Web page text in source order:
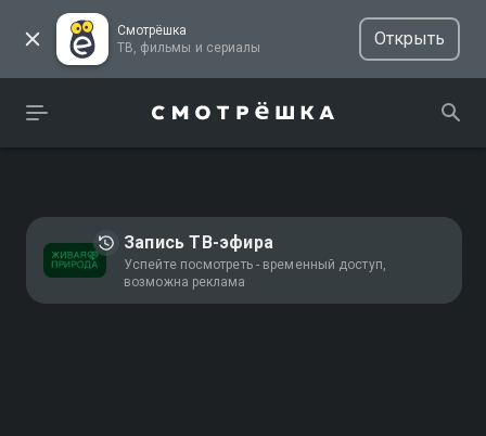
Смотрёшка
ТВ, фильмы и сериалы
Открыть
Запись ТВ-эфира
Успейте посмотреть - временный доступ,
возможна реклама